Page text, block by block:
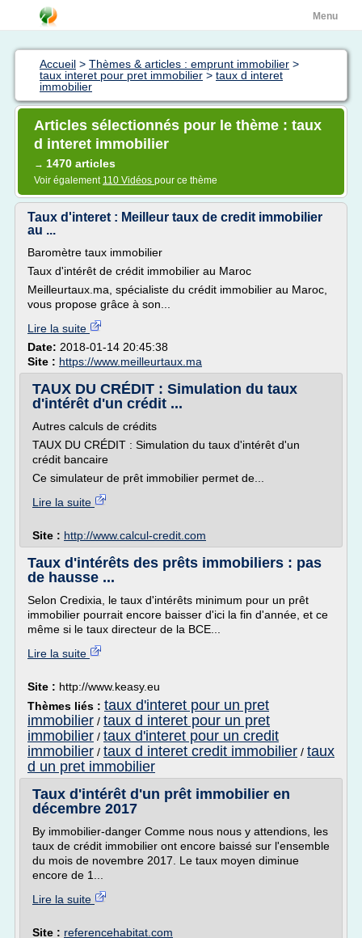
Menu
Accueil > Thèmes & articles : emprunt immobilier >
taux interet pour pret immobilier > taux d interet
immobilier
Articles sélectionnés pour le thème : taux
d interet immobilier
→ 1470 articles
Voir également 110 Vidéos pour ce thème
Taux d'interet : Meilleur taux de credit immobilier
au ...
Baromètre taux immobilier
Taux d'intérêt de crédit immobilier au Maroc
Meilleurtaux.ma, spécialiste du crédit immobilier au Maroc,
vous propose grâce à son...
Lire la suite
Date: 2018-01-14 20:45:38
Site : https://www.meilleurtaux.ma
TAUX DU CRÉDIT : Simulation du taux
d'intérêt d'un crédit ...
Autres calculs de crédits
TAUX DU CRÉDIT : Simulation du taux d'intérêt d'un
crédit bancaire
Ce simulateur de prêt immobilier permet de...
Lire la suite
Site : http://www.calcul-credit.com
Taux d'intérêts des prêts immobiliers : pas
de hausse ...
Selon Credixia, le taux d'intérêts minimum pour un prêt
immobilier pourrait encore baisser d'ici la fin d'année, et ce
même si le taux directeur de la BCE...
Lire la suite
Site : http://www.keasy.eu
Thèmes liés : taux d'interet pour un pret
immobilier / taux d interet pour un pret
immobilier / taux d'interet pour un credit
immobilier / taux d interet credit immobilier / taux
d un pret immobilier
Taux d'intérêt d'un prêt immobilier en
décembre 2017
By immobilier-danger Comme nous nous y attendions, les
taux de crédit immobilier ont encore baissé sur l'ensemble
du mois de novembre 2017. Le taux moyen diminue
encore de 1...
Lire la suite
Site : referencehabitat.com